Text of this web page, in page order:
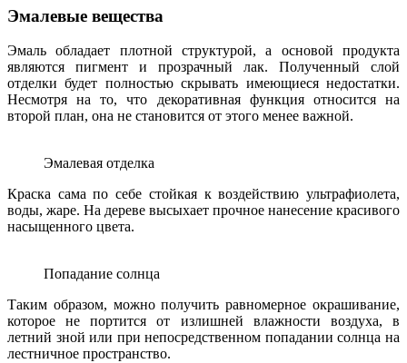
Эмалевые вещества
Эмаль обладает плотной структурой, а основой продукта
являются пигмент и прозрачный лак. Полученный слой
отделки будет полностью скрывать имеющиеся недостатки.
Несмотря на то, что декоративная функция относится на
второй план, она не становится от этого менее важной.
Эмалевая отделка
Краска сама по себе стойкая к воздействию ультрафиолета,
воды, жаре. На дереве высыхает прочное нанесение красивого
насыщенного цвета.
Попадание солнца
Таким образом, можно получить равномерное окрашивание,
которое не портится от излишней влажности воздуха, в
летний зной или при непосредственном попадании солнца на
лестничное пространство.